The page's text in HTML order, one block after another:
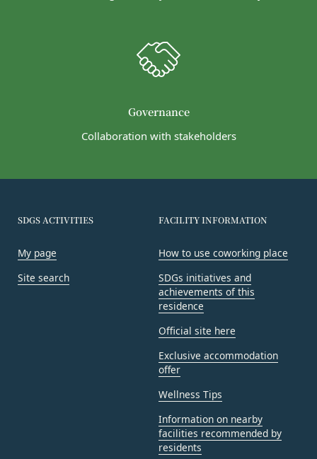
Governance
Collaboration with stakeholders
SDGS ACTIVITIES
My page
Site search
FACILITY INFORMATION
How to use coworking place
SDGs initiatives and
achievements of this
residence
Official site here
Exclusive accommodation
offer
Wellness Tips
Information on nearby
facilities recommended by
residents
人情報の場合もあります。）を第三者である会社、
第三者サービス提供者との共有
支払処理、データ分析、メール送信、ホスティング
サービス、カスタマーサービスなどを当社の代理で
ーケティングのサポートを行う第三者に対して、お
客様情報を提供することがあります。
その他の外部サービスとの連携または外部サービス
社にお客様情報を提供することがあります。
お客様の居住国内外において、法律、規則、法的手
段または公的もしくは政府機関からの要求により、
当社がお客様情報の全部または一部を開示すること
が必要になる場合があります。
当社は、国家安全保障、法の執行またはその他の交
場合、お客様情報の全部または一部を公開すること
当社は、当社の利用規約の執行、当社の運営または
お客様の保護のために、開示が合理的に必要である
と判断する場合、お客様情報の全部または一部を開
コミュニティポータルサイトが提供する情報サ
前各号に付随する各種サービス
当社は、前項各号に定めるサービスの内容を変更す
ることができるものとします。
会員登録手続きは、本サービスの会員登録ページか
本人が行うものとします。当社に対して会員登録の
氏名等を入力された本人が当該申し込みを行ったも
当社は、会員登録を申請した者が以下の各号のいず
があります。
き虚偽、誤記又は記載漏れがあった場合
当該登録希望者が、本サービス又は当社が提供
アカウント削除等の利用停止措置を受けたこと
があり、又は現在受けている場合
未成年者、成年被後見人、被保佐人又は被補助
人のいずれかであって、法定代理人、後見人､保
会員登録の申請に虚偽の事項が含まれている場